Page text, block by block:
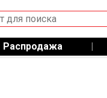
Распродажа |